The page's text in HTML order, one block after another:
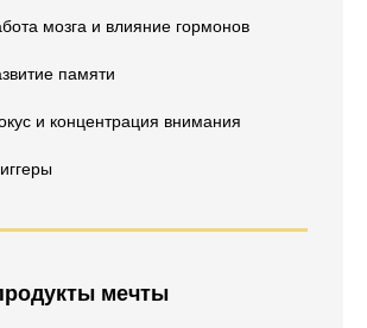
мозга и влияние гормонов
памяти
и концентрация внимания
мечты